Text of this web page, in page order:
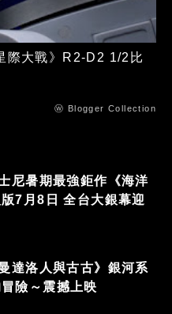
際大戰》R2-D2 1/2比
ⓦ Blogger Collection
尼暑期最強鉅作《海洋
7月8日 全台大銀幕迎
達洛人與古古》銀河系
險～震撼上映